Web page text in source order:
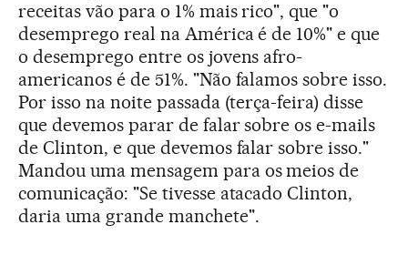
receitas vão para o 1% mais rico", que "o
desemprego real na América é de 10%" e que
o desemprego entre os jovens afro-
americanos é de 51%. "Não falamos sobre isso.
Por isso na noite passada (terça-feira) disse
que devemos parar de falar sobre os e-mails
de Clinton, e que devemos falar sobre isso."
Mandou uma mensagem para os meios de
comunicação: "Se tivesse atacado Clinton,
daria uma grande manchete".